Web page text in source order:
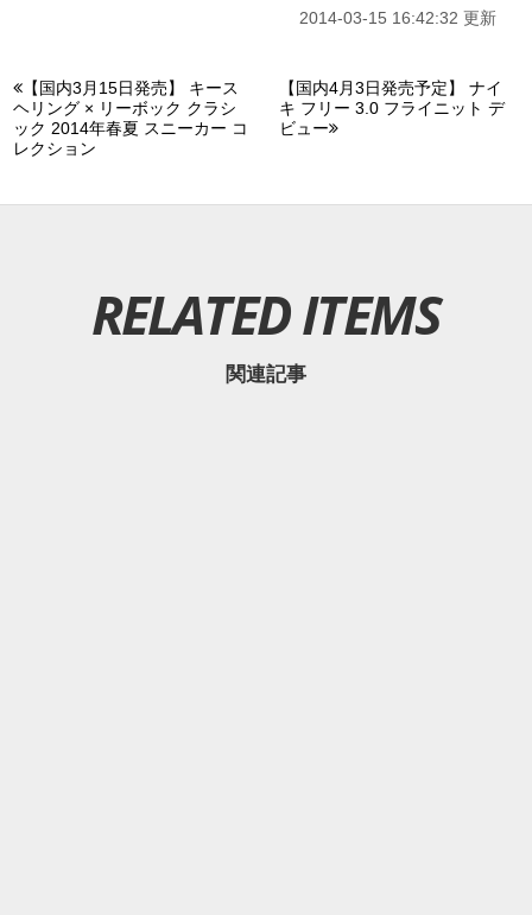
2014-03-15 16:42:32 更新
【国内3月15日発売】 キース
ヘリング × リーボック クラシ
ック 2014年春夏 スニーカー コ
レクション
【国内4月3日発売予定】 ナイ
キ フリー 3.0 フライニット デ
ビュー
RELATED ITEMS
関連記事